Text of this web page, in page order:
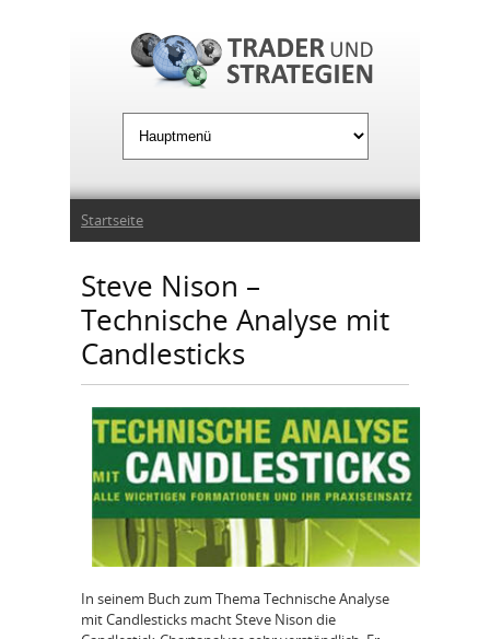
Sie sind hier
Startseite
Steve Nison –
Technische Analyse mit
Candlesticks
In seinem Buch zum Thema Technische Analyse
mit Candlesticks macht Steve Nison die